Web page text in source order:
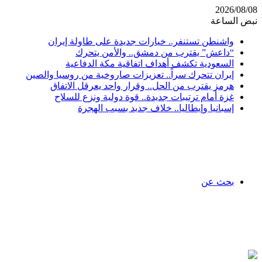
2026/08/08
نبض الساعة
واشنطن تستنفر.. خيارات جديدة على طاولة إيران
“داعش” يقترب من دمشق.. والأمن يتحرك
السعودية تكشف أهداف اتفاقية مكة الدفاعية
إيران تتحرك سراً.. تعزيزات صاروخية من روسيا والصين
هرمز يقترب من الحل.. وقرار واحد يعرقل الاتفاق
غزة أمام ترتيبات جديدة.. قوة دولية ونزع للسلاح
إسبانيا وإيطاليا.. خلاف جديد بسبب الهجرة
بحث عن